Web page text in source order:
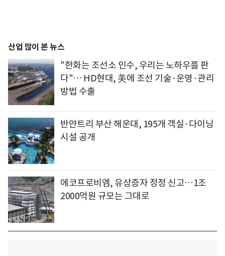
산업 많이 본 뉴스
"한화는 조선소 인수, 우리는 노하우를 판
다"… HD현대, 美에 조선 기술·운영·관리
방법 수출
반얀트리 부산 해운대, 195개 객실·다이닝
시설 공개
에코프로비엠, 유상증자 정정 신고…1조
2000억원 규모는 그대로